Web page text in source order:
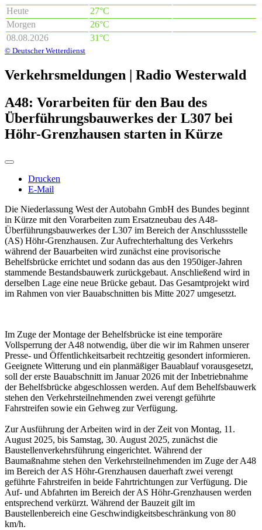
Heute
27°C
Morgen
26°C
08.08.2026
31°C
© Deutscher Wetterdienst
Verkehrsmeldungen | Radio Westerwald
A48: Vorarbeiten für den Bau des
Überführungsbauwerkes der L307 bei
Höhr-Grenzhausen starten in Kürze
Drucken
E-Mail
Die Niederlassung West der Autobahn GmbH des Bundes beginnt
in Kürze mit den Vorarbeiten zum Ersatzneubau des A48-
Überführungsbauwerkes der L307 im Bereich der Anschlussstelle
(AS) Höhr-Grenzhausen. Zur Aufrechterhaltung des Verkehrs
während der Bauarbeiten wird zunächst eine provisorische
Behelfsbrücke errichtet und sodann das aus den 1950iger-Jahren
stammende Bestandsbauwerk zurückgebaut. Anschließend wird in
derselben Lage eine neue Brücke gebaut. Das Gesamtprojekt wird
im Rahmen von vier Bauabschnitten bis Mitte 2027 umgesetzt.
Im Zuge der Montage der Behelfsbrücke ist eine temporäre
Vollsperrung der A48 notwendig, über die wir im Rahmen unserer
Presse- und Öffentlichkeitsarbeit rechtzeitig gesondert informieren.
Geeignete Witterung und ein planmäßiger Bauablauf vorausgesetzt,
soll der erste Bauabschnitt im Januar 2026 mit der Inbetriebnahme
der Behelfsbrücke abgeschlossen werden. Auf dem Behelfsbauwerk
stehen den Verkehrsteilnehmenden zwei verengt geführte
Fahrstreifen sowie ein Gehweg zur Verfügung.
Zur Ausführung der Arbeiten wird in der Zeit von Montag, 11.
August 2025, bis Samstag, 30. August 2025, zunächst die
Baustellenverkehrsführung eingerichtet. Während der
Baumaßnahme stehen den Verkehrsteilnehmenden im Zuge der A48
im Bereich der AS Höhr-Grenzhausen dauerhaft zwei verengt
geführte Fahrstreifen in beide Fahrtrichtungen zur Verfügung. Die
Auf- und Abfahrten im Bereich der AS Höhr-Grenzhausen werden
entsprechend verkürzt. Während der Bauzeit gilt im
Baustellenbereich eine Geschwindigkeitsbeschränkung von 80
km/h.